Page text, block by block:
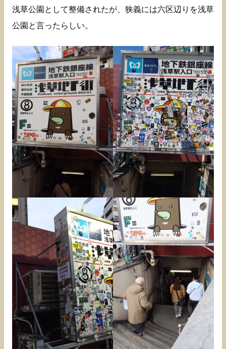
浅草公園として整備されたが、狭義には六区辺りを浅草
公園と言ったらしい。